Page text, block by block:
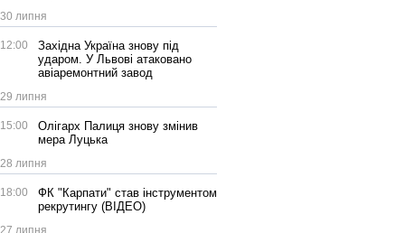
30 липня
12:00
Західна Україна знову під
ударом. У Львові атаковано
авіаремонтний завод
29 липня
15:00
Олігарх Палиця знову змінив
мера Луцька
28 липня
18:00
ФК "Карпати" став інструментом
рекрутингу (ВІДЕО)
27 липня